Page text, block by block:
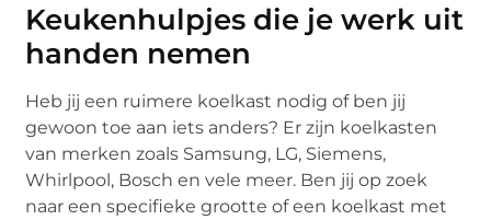
Keukenhulpjes die je werk uit
handen nemen
Heb jij een ruimere koelkast nodig of ben jij
gewoon toe aan iets anders? Er zijn koelkasten
van merken zoals Samsung, LG, Siemens,
Whirlpool, Bosch en vele meer. Ben jij op zoek
naar een specifieke grootte of een koelkast met